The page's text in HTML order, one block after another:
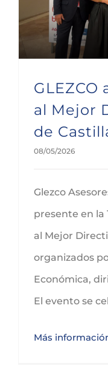
GLEZCO
al Mejor
de
08/05/2026
Glezco
presente en la
al Mejor
organizados
Económica,
El evento se
Más